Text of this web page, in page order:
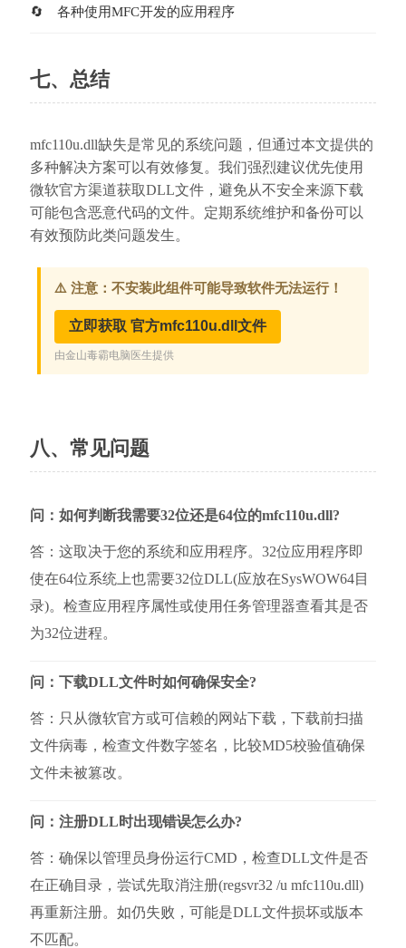
各种使用MFC开发的应用程序
七、总结
mfc110u.dll缺失是常见的系统问题，但通过本文提供的
多种解决方案可以有效修复。我们强烈建议优先使用
微软官方渠道获取DLL文件，避免从不安全来源下载
可能包含恶意代码的文件。定期系统维护和备份可以
有效预防此类问题发生。
八、常见问题
问：如何判断我需要32位还是64位的mfc110u.dll?
答：这取决于您的系统和应用程序。32位应用程序即
使在64位系统上也需要32位DLL(应放在SysWOW64目
录)。检查应用程序属性或使用任务管理器查看其是否
为32位进程。
问：下载DLL文件时如何确保安全?
答：只从微软官方或可信赖的网站下载，下载前扫描
文件病毒，检查文件数字签名，比较MD5校验值确保
文件未被篡改。
问：注册DLL时出现错误怎么办?
答：确保以管理员身份运行CMD，检查DLL文件是否
在正确目录，尝试先取消注册(regsvr32 /u mfc110u.dll)
再重新注册。如仍失败，可能是DLL文件损坏或版本
不匹配。